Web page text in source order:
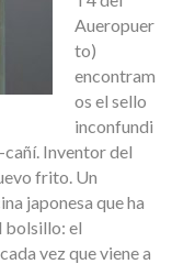
Aueropuer
to)
encontram
os el sello
inconfundi
cañí. Inventor del
frito. Un
japonesa que ha
bolsillo: el
vez que viene a